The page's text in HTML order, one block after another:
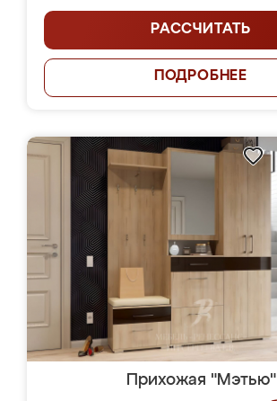
РАССЧИТАТЬ
ПОДРОБНЕЕ
Прихожая "Мэтью"